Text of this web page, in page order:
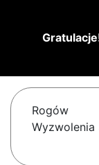
Rogów
Wyzwolenia